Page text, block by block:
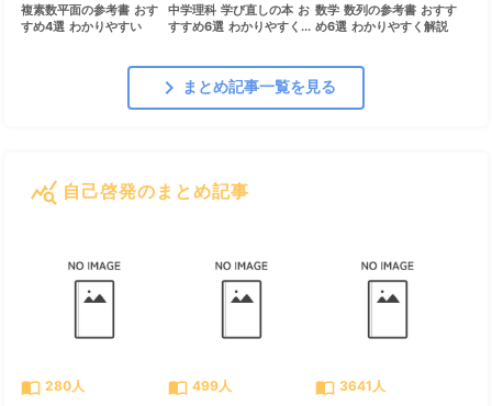
複素数平面の参考書 おす
すめ4選 わかりやすい
中学理科 学び直しの本 お
すすめ6選 わかりやすく...
数学 数列の参考書 おすす
め6選 わかりやすく解説
chevron_right まとめ記事一覧を見る
query_stats 自己啓発のまとめ記事
import_contacts 280人 import_contacts 499人 import_contacts 3641人